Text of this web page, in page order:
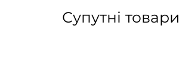
Супутні товари